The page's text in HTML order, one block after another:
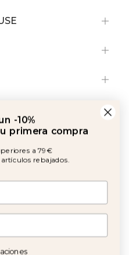
los derechos reservados
-10%
primera compra
a 79€
rebajados.